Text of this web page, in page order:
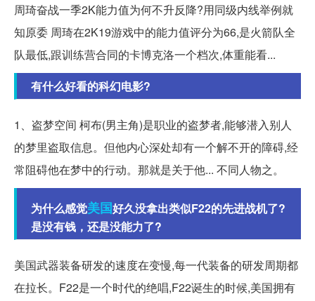
周琦奋战一季2K能力值为何不升反降?用同级内线举例就
知原委 周琦在2K19游戏中的能力值评分为66,是火箭队全
队最低,跟训练营合同的卡博克洛一个档次,体重能看...
有什么好看的科幻电影?
1、盗梦空间 柯布(男主角)是职业的盗梦者,能够潜入别人
的梦里盗取信息。但他内心深处却有一个解不开的障碍,经
常阻碍他在梦中的行动。那就是关于他... 不同人物之。
为什么感觉美国好久没拿出类似F22的先进战机了?
是没有钱，还是没能力了?
美国武器装备研发的速度在变慢,每一代装备的研发周期都
在拉长。F22是一个时代的绝唱,F22诞生的时候,美国拥有